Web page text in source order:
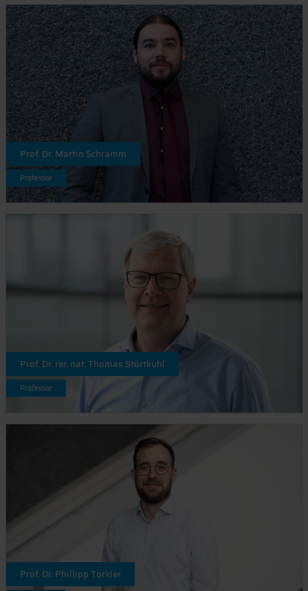
Prof. Dr. Martin Schramm
Professor
Prof. Dr. rer. nat. Thomas Störtkuhl
Professor
Prof. Dr. Phillipp Torkler